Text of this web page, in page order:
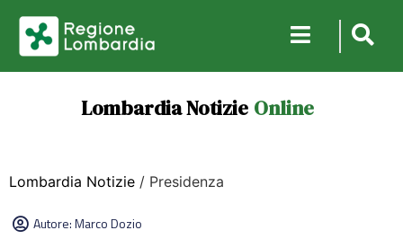
Lombardia Notizie Online
Lombardia Notizie / Presidenza
Autore:Marco Dozio